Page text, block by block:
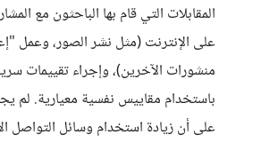
المقابلات التي قام بها الباحثون مع
على الإنترنت (مثل نشر الصور، وعمل
منشورات الآخرين)، وإجراء تقييمات
باستخدام مقاييس نفسية معيارية. لم
على أن زيادة استخدام وسائل التواصل